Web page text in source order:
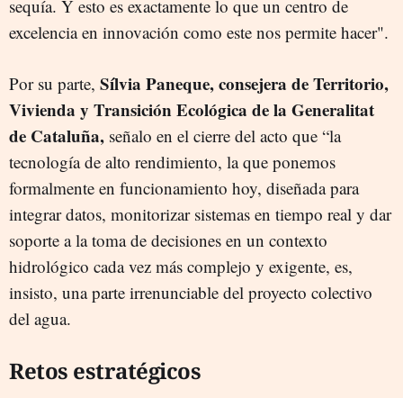
sequía. Y esto es exactamente lo que un centro de
excelencia en innovación como este nos permite hacer".
Por su parte, Sílvia Paneque, consejera de Territorio,
Vivienda y Transición Ecológica de la Generalitat
de Cataluña, señalo en el cierre del acto que “la
tecnología de alto rendimiento, la que ponemos
formalmente en funcionamiento hoy, diseñada para
integrar datos, monitorizar sistemas en tiempo real y dar
soporte a la toma de decisiones en un contexto
hidrológico cada vez más complejo y exigente, es,
insisto, una parte irrenunciable del proyecto colectivo
del agua.
Retos estratégicos